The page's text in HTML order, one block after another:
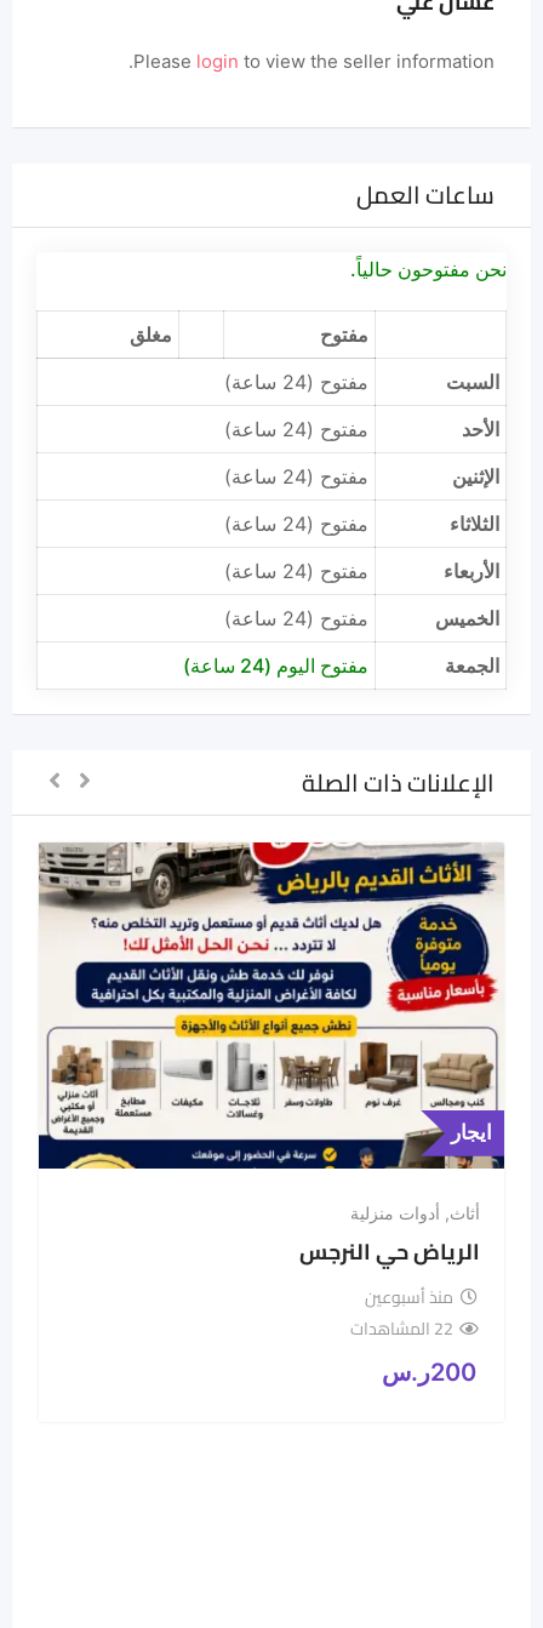
Please login to view the seller information.
ساعات العمل
نحن مفتوحون حالياً.
مفتوح
مغلق
السبت
مفتوح (24 ساعة)
الأحد
مفتوح (24 ساعة)
الإثنين
مفتوح (24 ساعة)
الثلاثاء
مفتوح (24 ساعة)
الأربعاء
مفتوح (24 ساعة)
الخميس
مفتوح (24 ساعة)
الجمعة
مفتوح اليوم (24 ساعة)
الإعلانات ذات الصلة
ايجار
أثاث, أدوات منزلية
الرياض حي النرجس
منذ أسبوعين
22 المشاهدات
200ر.س